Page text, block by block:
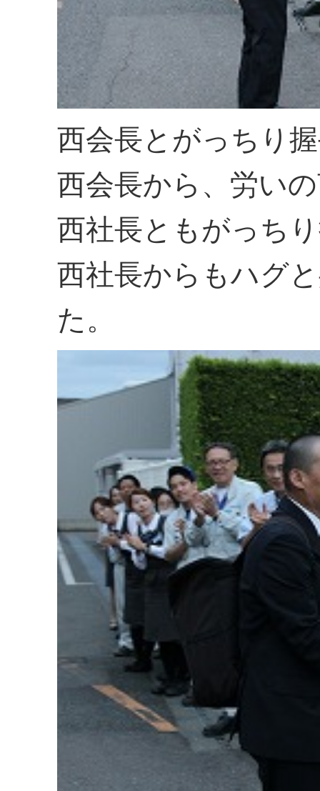
西会長とがっちり
西会長から、労い
西社長ともがっち
西社長からもハグ
た。